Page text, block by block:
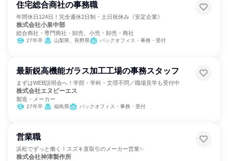
住宅総合商社の事務職
年間休日124日！完全週休2日制・土日祝休み《安定企業》
株式会社小泉中部
総合商社・専門商社・卸売、小売・卸売・商社
27年卒 山梨県、長野県 バックオフィス・事務・受付
最新鋭高機能ガラス加工工場の事務スタッフ
まずはWEB説明会へ！学部・学科・文理不問／職場見学も受付中
株式会社エヌビーエス
製造・メーカー
27年卒 福島県 バックオフィス・事務・受付
営業職
浜松でずっと働く！スズキ直取引のメーカー営業✨
株式会社神津製作所